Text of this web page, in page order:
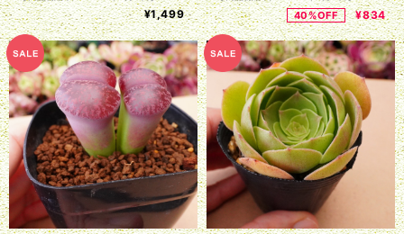
¥1,499 40%OFF ¥834